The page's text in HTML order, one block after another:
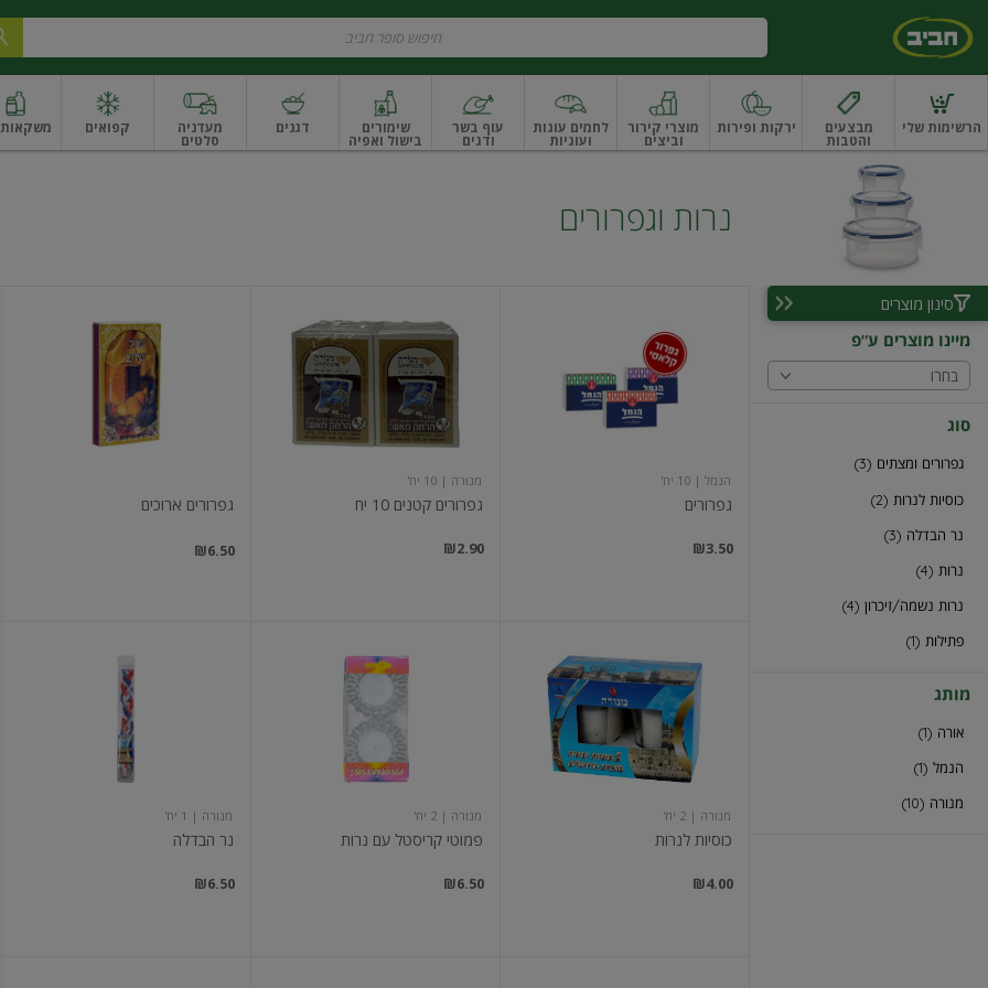
דלג לתפריט הקטגוריות
דלג לתוכן הראשי
דלג לתפריט התחתון
הרשימות שלי מבצעים
והטבות
ירקות ופירות מוצרי קירור
וביצים
לחמים עוגות
ועוגיות
עוף בשר
ודגים
שימורים
בישול ואפיה
דגנים מעדניה
סלטים
ונקניקים
קפואים משקאות
ירקותירקותעלים ועשבי תיבולעלים ועשבי תיבול אורגניפירותפירותפירות יבשים ואגוזיםפירות יבשים ארוזפירות יבשים בתפזורתפיצוחים, אגוזים
נרות וגפרורים
סינון מוצרים
מיינו מוצרים ע"פ
בחרו
סוג
גפרורים ומצתים (3)
כוסיות לנרות (2)
נר הבדלה (3)
נרות (4)
נרות נשמה/זיכרון (4)
פתילות (1)
מותג
אורה (1)
הנמל (1)
מנורה (10)
הנמל | 10 יח'
גפרורים
₪3.50
גפרורים
קטנים
מנורה | 10 יח'
גפרורים קטנים 10 יח
₪2.90
גפרורים ארוכים
₪6.50
לנרות
מנורה | 2 יח'
כוסיות לנרות
₪4.00
מנורה | 2 יח'
פמוטי קריסטל עם נרות
₪6.50
מנורה | 1 יח'
נר הבדלה
₪6.50